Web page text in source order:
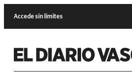
Accede sin límites